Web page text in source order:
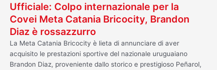
Ufficiale: Colpo internazionale per la
Covei Meta Catania Bricocity, Brandon
Diaz è rossazzurro
La Meta Catania Bricocity è lieta di annunciare di aver
acquisito le prestazioni sportive del nazionale uruguaiano
Brandon Diaz, proveniente dallo storico e prestigioso Peñarol,